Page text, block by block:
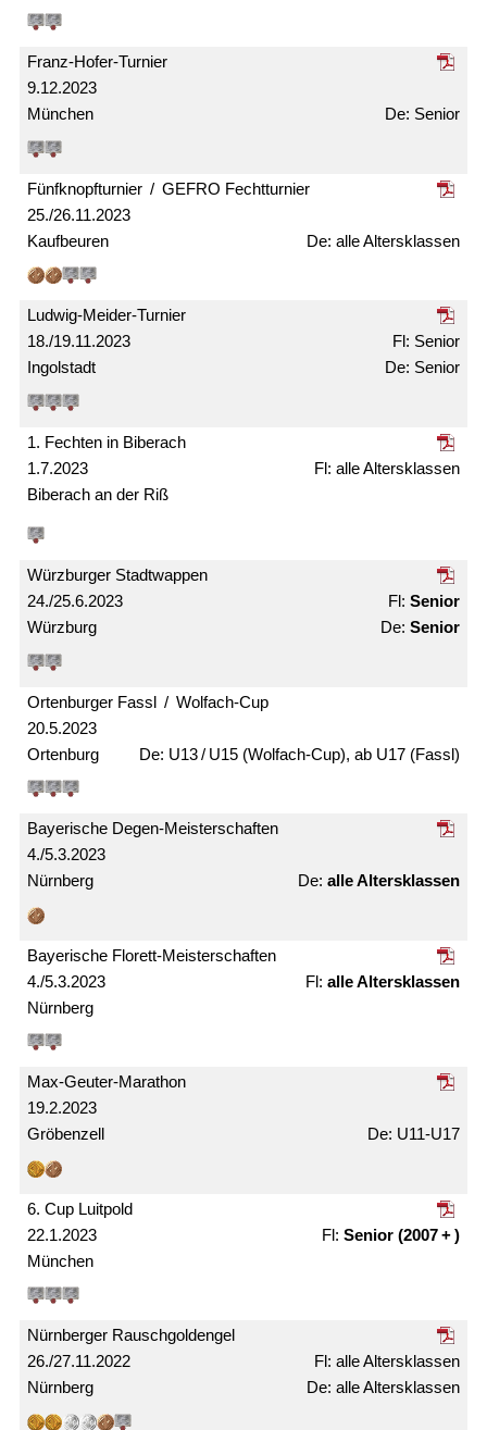
9.12.2023
Franz-Hofer-Turnier
München Senior
25./26.11.2023
Fünfknopf­turnier / GEFRO Fecht­turnier
Kaufbeuren alle Alters­klassen
18./19.11.2023
Ludwig-Meider-Turnier
Ingolstadt
Senior
Senior
1.7.2023
1. Fechten in Biberach
Biberach an der Riß
alle Alters­klassen
24./25.6.2023
Würzburger Stadtwappen
Würzburg
Senior
Senior
20.5.2023
Ortenburger Fassl / Wolfach-Cup
Ortenburg U13 / U15 (Wolfach-Cup), ab U17 (Fassl)
4./5.3.2023
Bayerische Degen-Meister­schaften
Nürnberg alle Alters­klassen
4./5.3.2023
Bayerische Florett-Meister­schaften
Nürnberg
alle Alters­klassen
19.2.2023
Max-Geuter-Marathon
Gröbenzell U11-U17
22.1.2023
6. Cup Luitpold
München
Senior (2007 + )
26./27.11.2022
Nürnberger Rausch­gold­engel
Nürnberg
alle Alters­klassen
alle Alters­klassen